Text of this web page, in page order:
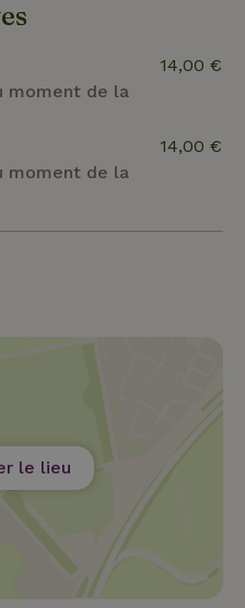
moment de la
14,00 €
moment de la
14,00 €
le lieu